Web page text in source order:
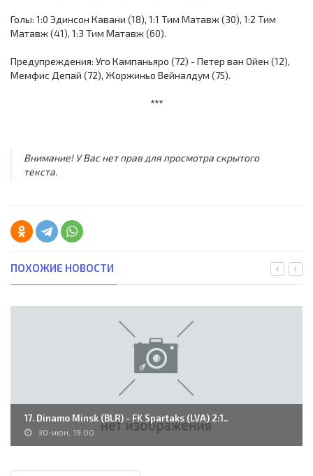
Голы: 1:0 Эдинсон Кавани (18), 1:1 Тим Матавж (30), 1:2 Тим
Матавж (41), 1:3 Тим Матавж (60).
Предупреждения: Уго Кампаньяро (72) - Петер ван Ойен (12),
Мемфис Депай (72), Жоржиньо Вейналдум (75).
***
Внимание! У Вас нет прав для просмотра скрытого
текста.
ПОХОЖИЕ НОВОСТИ
17. Dinamo Minsk (BLR) - FK Spartaks (LVA) 2:1..
30-июн, 19:00